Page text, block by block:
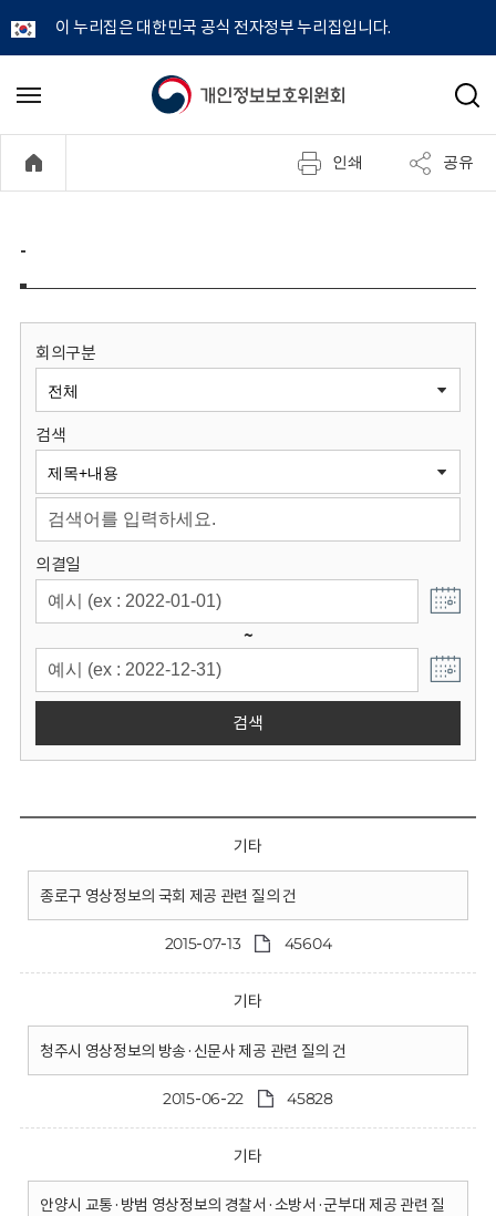
이 누리집은 대한민국 공식 전자정부 누리집입니다.
개
정
보
원
회
메
기
검
인쇄 공유
-
회의구분
검색
의결일
~
검색
기타
종로구 영상정보의 국회 제공 관련 질의 건
2015-07-13 45604
기타
청주시 영상정보의 방송·신문사 제공 관련 질의 건
2015-06-22 45828
기타
안양시 교통·방범 영상정보의 경찰서·소방서·군부대 제공 관련 질